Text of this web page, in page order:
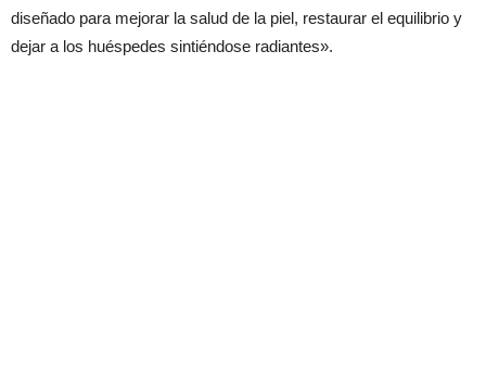
diseñado para mejorar la salud de la piel, restaurar el equilibrio y
dejar a los huéspedes sintiéndose radiantes».